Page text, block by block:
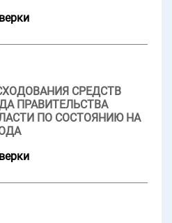
СРЕДСТВ
ПРАВИТЕЛЬСТВА
ПО СОСТОЯНИЮ НА